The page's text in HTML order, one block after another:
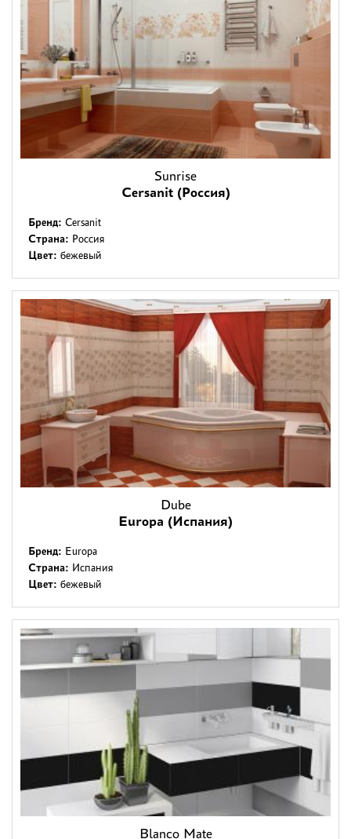
Sunrise
Cersanit (Россия)
Бренд: Cersanit
Страна: Россия
Цвет: бежевый
Dube
Europa (Испания)
Бренд: Europa
Страна: Испания
Цвет: бежевый
Blanco Mate